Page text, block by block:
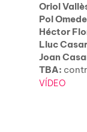
Oriol
Pol
Héctor
Lluc
Joan
TBA:
VÍDEO